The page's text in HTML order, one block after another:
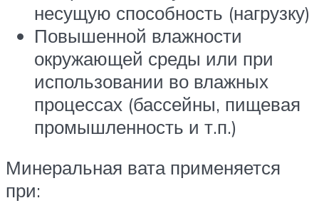
несущую способность (нагрузку)
Повышенной влажности
окружающей среды или при
использовании во влажных
процессах (бассейны, пищевая
промышленность и т.п.)
Минеральная вата применяется
при: